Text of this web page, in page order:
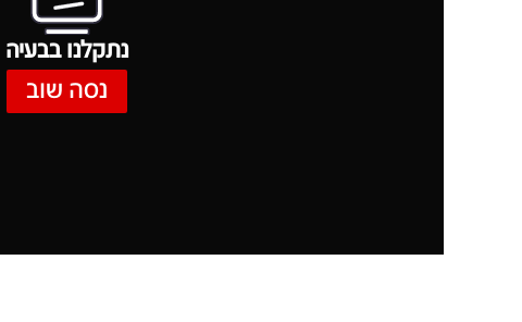
נתקלנו בבעיה
נסה שוב